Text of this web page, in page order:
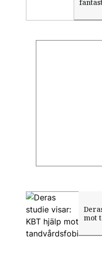
mot